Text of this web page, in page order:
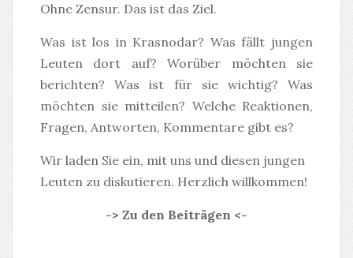
Ohne Zensur. Das ist das Ziel.
Was ist los in Krasnodar? Was fällt jungen
Leuten dort auf? Worüber möchten sie
berichten? Was ist für sie wichtig? Was
möchten sie mitteilen? Welche Reaktionen,
Fragen, Antworten, Kommentare gibt es?
Wir laden Sie ein, mit uns und diesen jungen
Leuten zu diskutieren. Herzlich willkommen!
-> Zu den Beiträgen <-